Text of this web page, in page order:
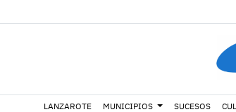
LANZAROTE MUNICIPIOS SUCESOS